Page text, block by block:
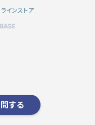
インストア
する